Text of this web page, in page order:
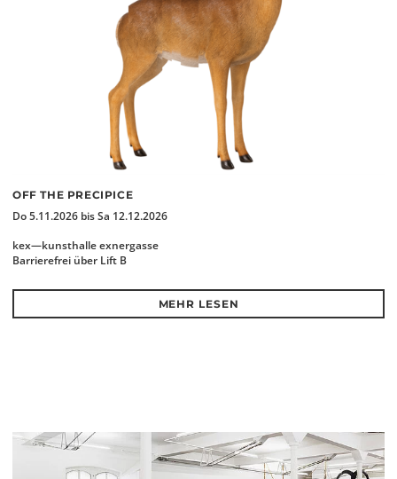
OFF THE PRECIPICE
Do 5.11.2026 bis Sa 12.12.2026
kex—kunsthalle exnergasse
Barrierefrei über Lift B
MEHR LESEN